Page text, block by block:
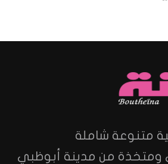
متنوعة شاملة
ومتخذة من مدينة أبوظبي